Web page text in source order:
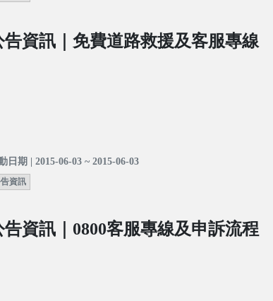
告資訊｜免費道路救援及客服專線
日期 | 2015-06-03 ~ 2015-06-03
資訊
告資訊｜0800客服專線及申訴流程